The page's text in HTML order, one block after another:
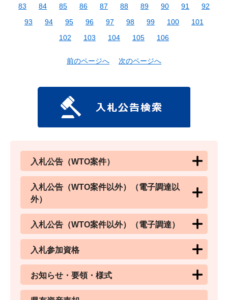
83
84 85 86 87 88 89 90 91
92
93
94 95 96 97 98 99 100
101
102
103 104 105 106
前のページへ 次のページへ
入札公告（WTO案件）
入札公告（WTO案件以外）（電子調達以
外）
入札公告（WTO案件以外）（電子調達）
入札参加資格
お知らせ・要領・様式